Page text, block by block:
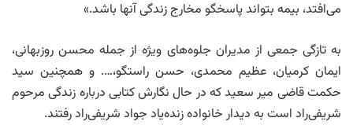
می‌افتد، بیمه بتواند پاسخگو مخارج زندگی آنها باشد.»
به تازگی جمعی از مدیران جلوه‌های ویژه از جمله محسن روزبهانی،
ایمان کرمیان، عظیم محمدی، حسن راستگو،…. و همچنین سید
حکمت قاضی میر سعید که در حال نگارش کتابی درباره زندگی مرحوم
شریفی‌راد است به دیدار خانواده زنده‌یاد جواد شریفی‌راد رفتند.